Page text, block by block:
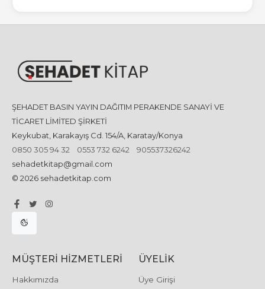
ŞEHADET BASIN YAYIN DAĞITIM PERAKENDE SANAYİ VE
TİCARET LİMİTED ŞİRKETİ
Keykubat, Karakayış Cd. 154/A, Karatay/Konya
0850 305 94 32
0553 732 6242
905537326242
sehadetkitap@gmail.com
© 2026 sehadetkitap.com
MÜŞTERI HIZMETLERI
Hakkımızda
ÜYELIK
Üye Girişi